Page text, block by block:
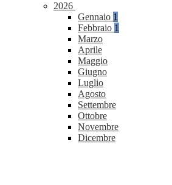
2026
Gennaio 1
Febbraio 1
Marzo
Aprile
Maggio
Giugno
Luglio
Agosto
Settembre
Ottobre
Novembre
Dicembre